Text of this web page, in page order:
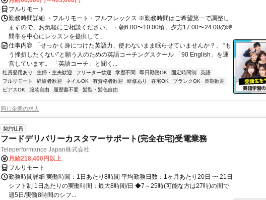
フルリモート
勤務時間詳細 ・フルリモート・フルフレックス ※勤務時間はご希望第一で調整し
ますので、お気軽にご相談ください。 ・朝6:00〜10:00頃、夕方17:00〜24:00の時
間帯を中心にレッスンを提供して...
仕事内容 「せっかく身につけた英語力、使わないまま眠らせていませんか？」 “も
う挫折したくない”と願う人のための英語コーチングスクール 「90 English」を運
営しています。 「英語コーチ」と聞く...
社員登用あり 主婦・主夫歓迎 フリーター歓迎 学歴不問 即日勤務OK 固定時間制
英語
フルリモート
経験者歓迎 ネイルOK 有資格者歓迎 研修あり 在宅OK ブランクOK
長期歓迎
ピアスOK
服装自由 履歴書不要 髪型・髪色自由
同じ企業の求人
契約社員
フードデリバリーカスタマーサポート(完全在宅)受電業務
Teleperformance Japan株式会社
月給218,400円以上
フルリモート
勤務時間詳細 実働時間：1日あたり8時間 平均勤務日数：1ヶ月あたり20日 〜 21日
シフト制 1日あたりの実働時間：最大8時間/日 ◆7～25時(可能な方は27時)の間で
週5日/実働8時間のシフ...